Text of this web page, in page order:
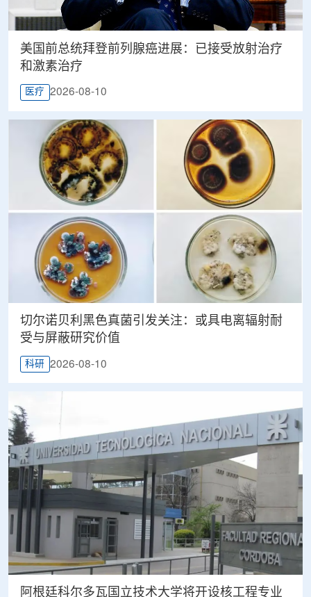
美国前总统拜登前列腺癌进展：已接受放射治疗
和激素治疗
医疗 2026-08-10
切尔诺贝利黑色真菌引发关注：或具电离辐射耐
受与屏蔽研究价值
科研 2026-08-10
阿根廷科尔多瓦国立技术大学将开设核工程专业